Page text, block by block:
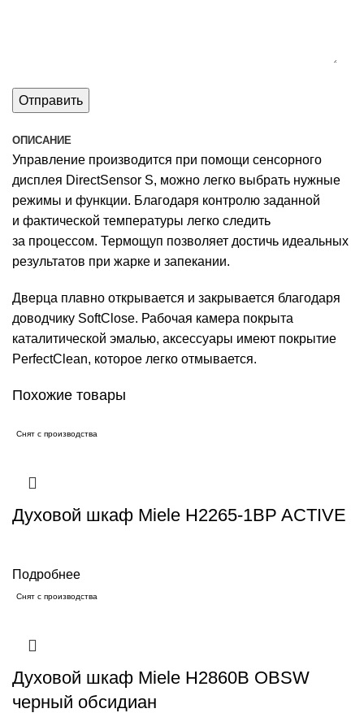
ОПИСАНИЕ
Управление производится при помощи сенсорного
дисплея DirectSensor S, можно легко выбрать нужные
режимы и функции. Благодаря контролю заданной
и фактической температуры легко следить
за процессом. Термощуп позволяет достичь идеальных
результатов при жарке и запекании.
Дверца плавно открывается и закрывается благодаря
доводчику SoftClose. Рабочая камера покрыта
каталитической эмалью, аксессуары имеют покрытие
PerfectClean, которое легко отмывается.
Похожие товары
Снят с производства
Духовой шкаф Miele H2265-1BP ACTIVE
Подробнее
Снят с производства
Духовой шкаф Miele H2860B OBSW
черный обсидиан